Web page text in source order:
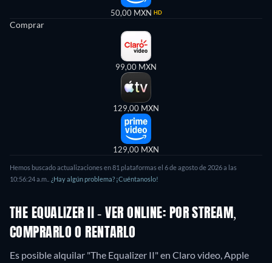
50,00 MXN HD
Comprar
99,00 MXN
129,00 MXN
129,00 MXN
Hemos buscado actualizaciones en81 plataformas el 6 de agosto de 2026a las
10:56:24 a.m.
¿Hay algún problema? ¡Cuéntanoslo!
THE EQUALIZER II - VER ONLINE: POR STREAM,
COMPRARLO O RENTARLO
Es posible alquilar "The Equalizer II" en Claro video, Apple